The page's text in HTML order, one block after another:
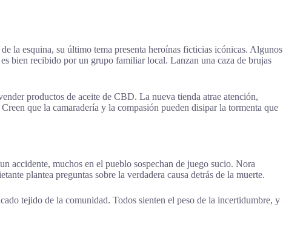
la esquina, su último tema presenta heroínas ficticias icónicas. Algunos
bien recibido por un grupo familiar local. Lanzan una caza de brujas
productos de aceite de CBD. La nueva tienda atrae atención,
que la camaradería y la compasión pueden disipar la tormenta que
accidente, muchos en el pueblo sospechan de juego sucio. Nora
plantea preguntas sobre la verdadera causa detrás de la muerte.
tejido de la comunidad. Todos sienten el peso de la incertidumbre, y